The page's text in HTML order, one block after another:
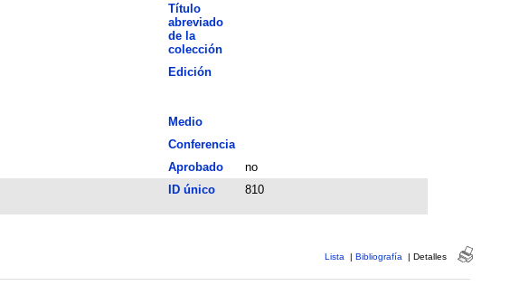
Título
abreviado
de la
colección
Edición
Medio
Conferencia
Aprobado
no
ID único 810
Lista | Bibliografía | Detalles